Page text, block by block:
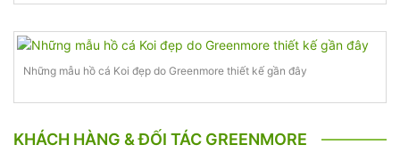
Những mẫu hồ cá Koi đẹp do Greenmore thiết kế gần đây
KHÁCH HÀNG & ĐỐI TÁC GREENMORE